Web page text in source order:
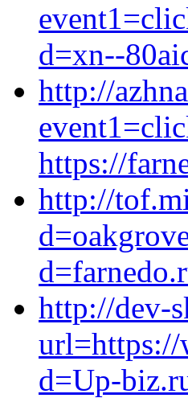
d=xn--
http://
https://
http://
http://dev-
url=https://
d=Up-